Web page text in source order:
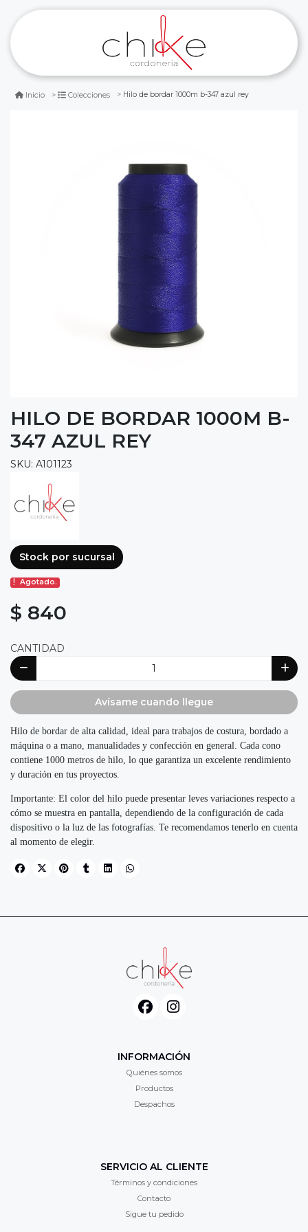
Inicio Colecciones Hilo de bordar 1000m b-347 azul rey
HILO DE BORDAR 1000M B-
347 AZUL REY
SKU: A101123
Stock por sucursal
Agotado.
$ 840
CANTIDAD
Avísame cuando llegue
Hilo de bordar de alta calidad, ideal para trabajos de costura, bordado a
máquina o a mano, manualidades y confección en general. Cada cono
contiene 1000 metros de hilo, lo que garantiza un excelente rendimiento
y duración en tus proyectos.
Importante: El color del hilo puede presentar leves variaciones respecto a
cómo se muestra en pantalla, dependiendo de la configuración de cada
dispositivo o la luz de las fotografías. Te recomendamos tenerlo en cuenta
al momento de elegir.
INFORMACIÓN
Quiénes somos
Productos
Despachos
SERVICIO AL CLIENTE
Términos y condiciones
Contacto
Sigue tu pedido